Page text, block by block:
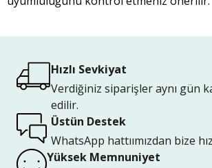
Hızlı Sevkiyat
Verdiğiniz siparişler aynı gün
edilir.
Üstün Destek
WhatsApp hattıımızdan bize
Yüksek Memnuniyet